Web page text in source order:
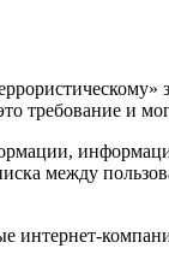
требование и
между
интернет-